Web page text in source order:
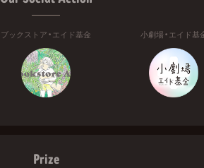
ブックストア・エイド基金 小劇場・エイド基
Prize